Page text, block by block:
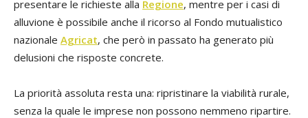
presentare le richieste alla Regione, mentre per i casi di
alluvione è possibile anche il ricorso al Fondo mutualistico
nazionale Agricat, che però in passato ha generato più
delusioni che risposte concrete.
La priorità assoluta resta una: ripristinare la viabilità rurale,
senza la quale le imprese non possono nemmeno ripartire.